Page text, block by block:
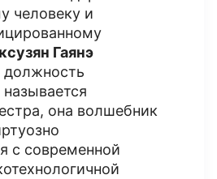
человеку и
Гаянэ
должность
она волшебник
с современной